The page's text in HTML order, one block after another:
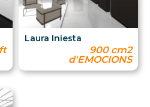
Laura Iniesta
900 cm2
d'EMOCIONS